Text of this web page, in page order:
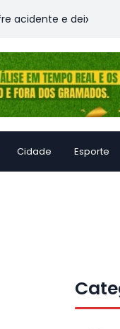
e deixa vítimas
Cidade Esporte